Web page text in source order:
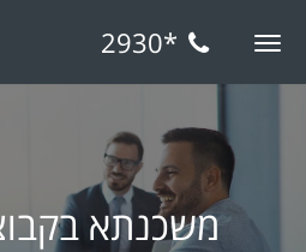
Toggle
*2930
משכנתא